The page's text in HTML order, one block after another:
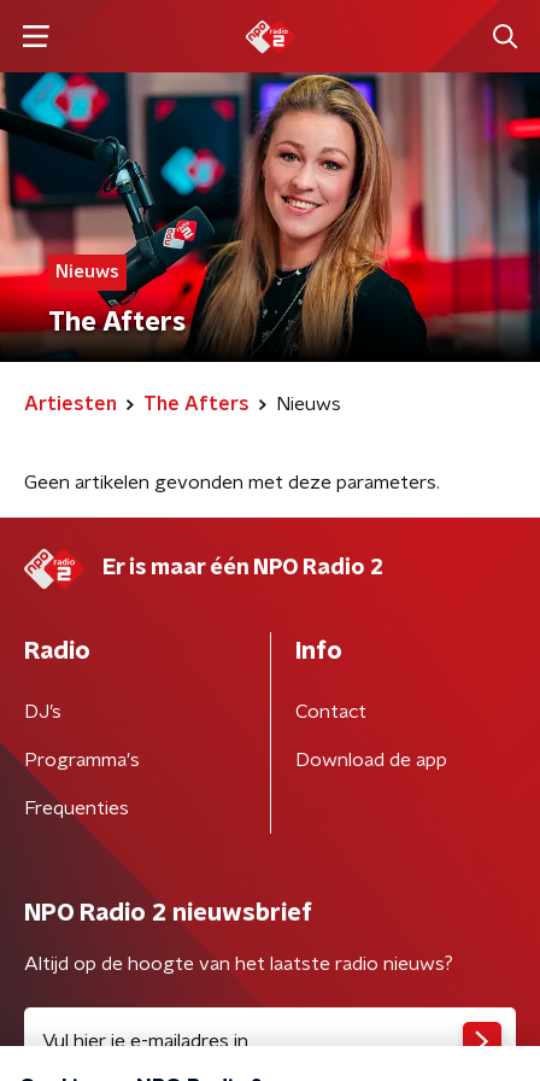
Nieuws
The Afters
Artiesten The Afters Nieuws
Geen artikelen gevonden met deze parameters.
Er is maar één NPO Radio 2
Radio
DJ’s
Programma's
Frequenties
Info
Contact
Download de app
NPO Radio 2 nieuwsbrief
Altijd op de hoogte van het laatste radio nieuws?